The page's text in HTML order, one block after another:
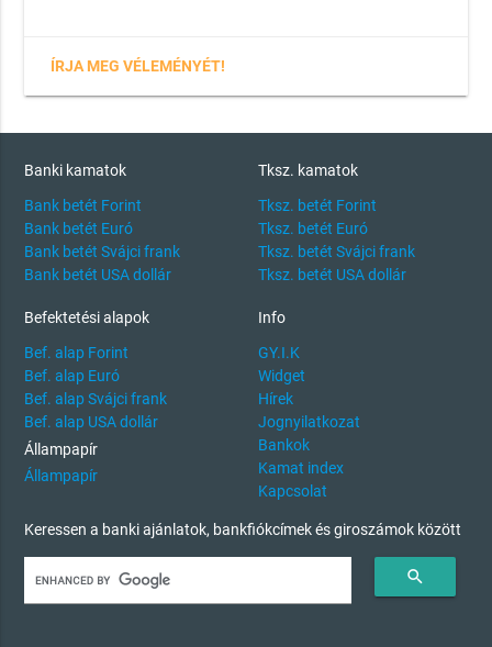
ÍRJA MEG VÉLEMÉNYÉT!
Banki kamatok
Bank betét Forint
Bank betét Euró
Bank betét Svájci frank
Bank betét USA dollár
Tksz. kamatok
Tksz. betét Forint
Tksz. betét Euró
Tksz. betét Svájci frank
Tksz. betét USA dollár
Befektetési alapok
Bef. alap Forint
Bef. alap Euró
Bef. alap Svájci frank
Bef. alap USA dollár
Állampapír
Állampapír
Info
GY.I.K
Widget
Hírek
Jognyilatkozat
Bankok
Kamat index
Kapcsolat
Keressen a banki ajánlatok, bankfiókcímek és giroszámok között
search